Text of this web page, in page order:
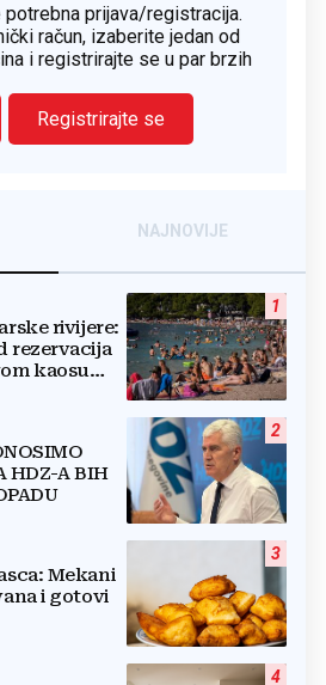
potrebna prijava/registracija.
račun, izaberite jedan od
i registrirajte se u par brzih
Registrirajte se
NAJNOVIJE
1
rivijere:
rezervacija
kaosu
2
HDZ-A BIH
3
Mekani
i gotovi
4